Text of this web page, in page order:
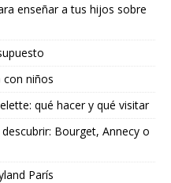
enseñar a tus hijos sobre
con niños
qué hacer y qué visitar
Bourget, Annecy o
París